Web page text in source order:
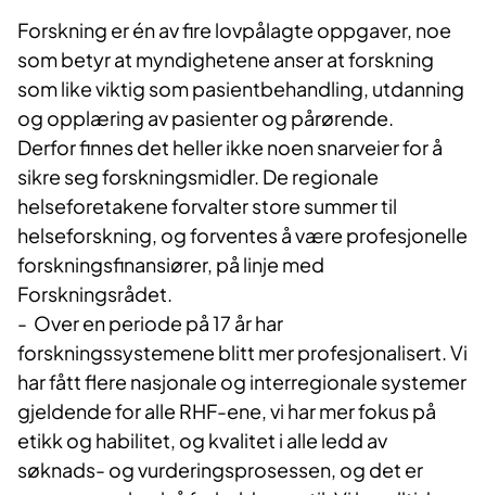
Forskning er én av fire lovpålagte oppgaver, noe
som betyr at myndighetene anser at forskning
som like viktig som pasientbehandling, utdanning
og opplæring av pasienter og pårørende.
Derfor finnes det heller ikke noen snarveier for å
sikre seg forskningsmidler. De regionale
helseforetakene forvalter store summer til
helseforskning, og forventes å være profesjonelle
forskningsfinansiører, på linje med
Forskningsrådet.
- Over en periode på 17 år har
forskningssystemene blitt mer profesjonalisert. Vi
har fått flere nasjonale og interregionale systemer
gjeldende for alle RHF-ene, vi har mer fokus på
etikk og habilitet, og kvalitet i alle ledd av
søknads- og vurderingsprosessen, og det er